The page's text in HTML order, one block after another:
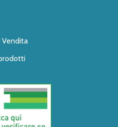
Vendita